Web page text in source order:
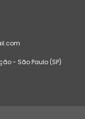
- São Paulo (SP)